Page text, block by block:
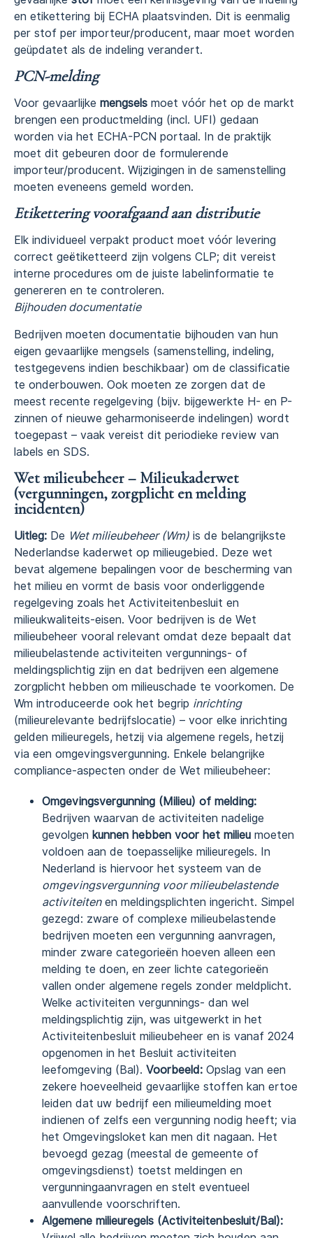
en etikettering bij ECHA plaatsvinden. Dit is eenmalig
per stof per importeur/producent, maar moet worden
geüpdatet als de indeling verandert.
PCN-melding
Voor gevaarlijke mengsels moet vóór het op de markt
brengen een productmelding (incl. UFI) gedaan
worden via het ECHA-PCN portaal. In de praktijk
moet dit gebeuren door de formulerende
importeur/producent. Wijzigingen in de samenstelling
moeten eveneens gemeld worden.
Etikettering voorafgaand aan distributie
Elk individueel verpakt product moet vóór levering
correct geëtiketteerd zijn volgens CLP; dit vereist
interne procedures om de juiste labelinformatie te
genereren en te controleren.
Bijhouden documentatie
Bedrijven moeten documentatie bijhouden van hun
eigen gevaarlijke mengsels (samenstelling, indeling,
testgegevens indien beschikbaar) om de classificatie
te onderbouwen. Ook moeten ze zorgen dat de
meest recente regelgeving (bijv. bijgewerkte H- en P-
zinnen of nieuwe geharmoniseerde indelingen) wordt
toegepast – vaak vereist dit periodieke review van
labels en SDS.
Wet milieubeheer – Milieukaderwet
(vergunningen, zorgplicht en melding
incidenten)
Uitleg: De Wet milieubeheer (Wm) is de belangrijkste
Nederlandse kaderwet op milieugebied. Deze wet
bevat algemene bepalingen voor de bescherming van
het milieu en vormt de basis voor onderliggende
regelgeving zoals het Activiteitenbesluit en
milieukwaliteits-eisen. Voor bedrijven is de Wet
milieubeheer vooral relevant omdat deze bepaalt dat
milieubelastende activiteiten vergunnings- of
meldingsplichtig zijn en dat bedrijven een algemene
zorgplicht hebben om milieuschade te voorkomen. De
Wm introduceerde ook het begrip inrichting
(milieurelevante bedrijfslocatie) – voor elke inrichting
gelden milieuregels, hetzij via algemene regels, hetzij
via een omgevingsvergunning. Enkele belangrijke
compliance-aspecten onder de Wet milieubeheer:
Omgevingsvergunning (Milieu) of melding:
Bedrijven waarvan de activiteiten nadelige
gevolgen kunnen hebben voor het milieu moeten
voldoen aan de toepasselijke milieuregels. In
Nederland is hiervoor het systeem van de
omgevingsvergunning voor milieubelastende
activiteitenen meldingsplichten ingericht. Simpel
gezegd: zware of complexe milieubelastende
bedrijven moeten een vergunning aanvragen,
minder zware categorieën hoeven alleen een
melding te doen, en zeer lichte categorieën
vallen onder algemene regels zonder meldplicht.
Welke activiteiten vergunnings- dan wel
meldingsplichtig zijn, was uitgewerkt in het
Activiteitenbesluit milieubeheer en is vanaf 2024
opgenomen in het Besluit activiteiten
leefomgeving (Bal). Voorbeeld: Opslag van een
zekere hoeveelheid gevaarlijke stoffen kan ertoe
leiden dat uw bedrijf een milieumelding moet
indienen of zelfs een vergunning nodig heeft; via
het Omgevingsloket kan men dit nagaan. Het
bevoegd gezag (meestal de gemeente of
omgevingsdienst) toetst meldingen en
vergunningaanvragen en stelt eventueel
aanvullende voorschriften.
Algemene milieuregels (Activiteitenbesluit/Bal):